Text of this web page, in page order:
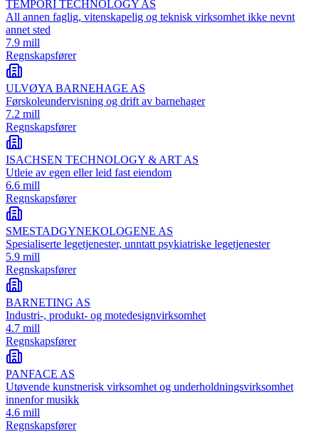
TEMPORI TECHNOLOGY AS
All annen faglig, vitenskapelig og teknisk virksomhet ikke nevnt
annet sted
7.9 mill
Regnskapsfører
ULVØYA BARNEHAGE AS
Førskoleundervisning og drift av barnehager
7.2 mill
Regnskapsfører
ISACHSEN TECHNOLOGY & ART AS
Utleie av egen eller leid fast eiendom
6.6 mill
Regnskapsfører
SMESTADGYNEKOLOGENE AS
Spesialiserte legetjenester, unntatt psykiatriske legetjenester
5.9 mill
Regnskapsfører
BARNETING AS
Industri-, produkt- og motedesignvirksomhet
4.7 mill
Regnskapsfører
PANFACE AS
Utøvende kunstnerisk virksomhet og underholdningsvirksomhet
innenfor musikk
4.6 mill
Regnskapsfører